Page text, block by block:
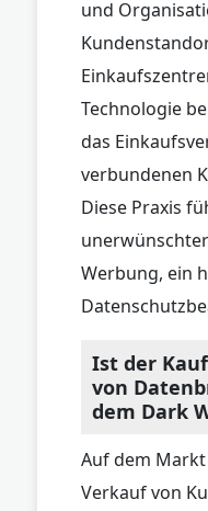
und
Technologie
das
verbundenen
Diese Praxis
Werbung, ein
Ist der
von
dem Dark
Auf dem
Verkauf von